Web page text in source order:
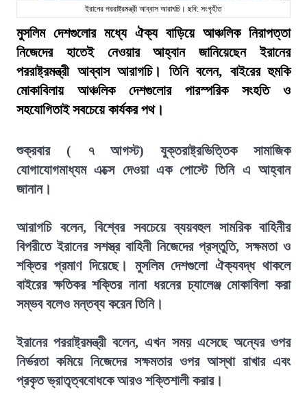
ইরানের পররাষ্ট্রমন্ত্রী আব্বাস আরাঘচি। ছবি: সংগৃহীত
মুসলিম দেশগুলোর মধ্যে ঐক্য বাড়িয়ে আঞ্চলিক নিরাপত্তা
নিজেদের হাতেই নেওয়ার আহ্বান জানিয়েছেন ইরানের
পররাষ্ট্রমন্ত্রী আব্বাস আরাগচি। তিনি বলেন, বাইরের হুমকি
মোকাবিলায় আঞ্চলিক দেশগুলোর পারস্পরিক সংহতি ও
সহযোগিতাই সবচেয়ে কার্যকর পথ।
শুক্রবার ( ৭ আগস্ট) যুক্তরাষ্ট্রভিত্তিক সামাজিক
যোগাযোগমাধ্যম এক্সে দেওয়া এক পোস্টে তিনি এ আহ্বান
জানান।
আরাগচি বলেন, বিশ্বের সবচেয়ে ব্যয়বহুল সামরিক বাহিনীর
বিপরীতে ইরানের সশস্ত্র বাহিনী নিজেদের প্রস্তুতি, সক্ষমতা ও
শক্তির প্রমাণ দিয়েছে। মুসলিম দেশগুলো ঐক্যবদ্ধ থাকলে
বাইরের ক্ষতিকর শক্তির নানা ধরনের চ্যালেঞ্জ মোকাবিলা করা
সম্ভব বলেও মন্তব্য করেন তিনি।
ইরানের পররাষ্ট্রমন্ত্রী বলেন, এখন সময় এসেছে অন্যের ওপর
নির্ভরতা কমিয়ে নিজেদের সক্ষমতার ওপর আস্থা রাখার এবং
প্রকৃত ভ্রাতৃত্ববোধকে আরও শক্তিশালী করার।